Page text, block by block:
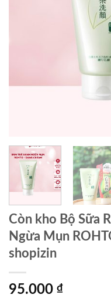
Còn kho Bộ Sữa
Ngừa Mụn
shopizin
95.000 ₫